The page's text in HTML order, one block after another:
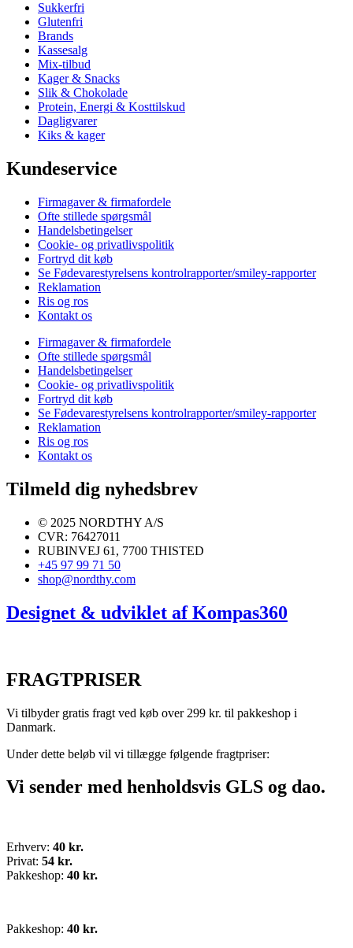
Sukkerfri
Glutenfri
Brands
Kassesalg
Mix-tilbud
Kager & Snacks
Slik & Chokolade
Protein, Energi & Kosttilskud
Dagligvarer
Kiks & kager
Kundeservice
Firmagaver & firmafordele
Ofte stillede spørgsmål
Handelsbetingelser
Cookie- og privatlivspolitik
Fortryd dit køb
Se Fødevarestyrelsens kontrolrapporter/smiley-rapporter
Reklamation
Ris og ros
Kontakt os
Firmagaver & firmafordele
Ofte stillede spørgsmål
Handelsbetingelser
Cookie- og privatlivspolitik
Fortryd dit køb
Se Fødevarestyrelsens kontrolrapporter/smiley-rapporter
Reklamation
Ris og ros
Kontakt os
Tilmeld dig nyhedsbrev
© 2025 NORDTHY A/S
CVR: 76427011
RUBINVEJ 61, 7700 THISTED
+45 97 99 71 50
shop@nordthy.com
Designet & udviklet afKompas360
FRAGTPRISER
Vi tilbyder gratis fragt ved køb over 299 kr. til pakkeshop i
Danmark.
Under dette beløb vil vi tillægge følgende fragtpriser:
Vi sender med henholdsvis GLS og dao.
Erhverv: 40 kr.
Privat: 54 kr.
Pakkeshop: 40 kr.
Pakkeshop: 40 kr.